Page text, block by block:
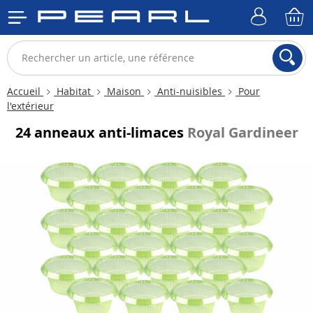
Accueil Habitat Maison Anti-nuisibles
Pour
l'extérieur
24 anneaux anti-limaces Royal Gardineer